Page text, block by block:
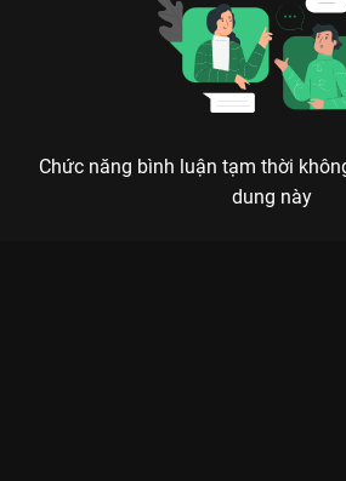
Chức năng bình luận tạm thời
dung này